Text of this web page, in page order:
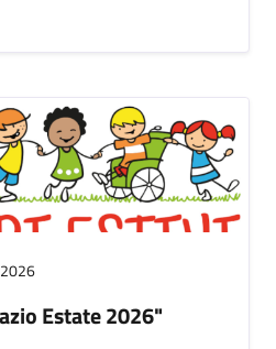
Estate 2026"